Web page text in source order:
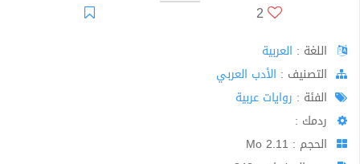
2
اللغة : العربية
اﻟﺘﺼﻨﻴﻒ : الأدب العربي
الفئة : روايات عربية
ردمك :
الحجم : 2.11 Mo